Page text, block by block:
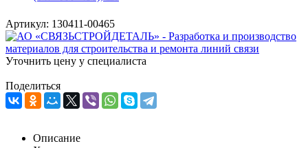
Артикул: 130411-00465
Уточнить цену у специалиста
Поделиться
Описание